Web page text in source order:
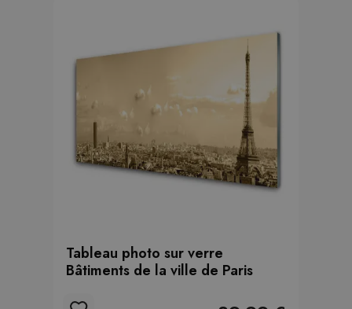
Tableau photo sur verre
Bâtiments de la ville de Paris